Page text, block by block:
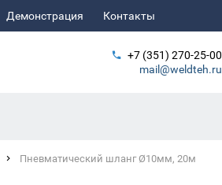
Демонстрация Контакты
+7 (351) 270-25-00
mail@weldteh.ru
Пневматический шланг Ø10мм, 20м